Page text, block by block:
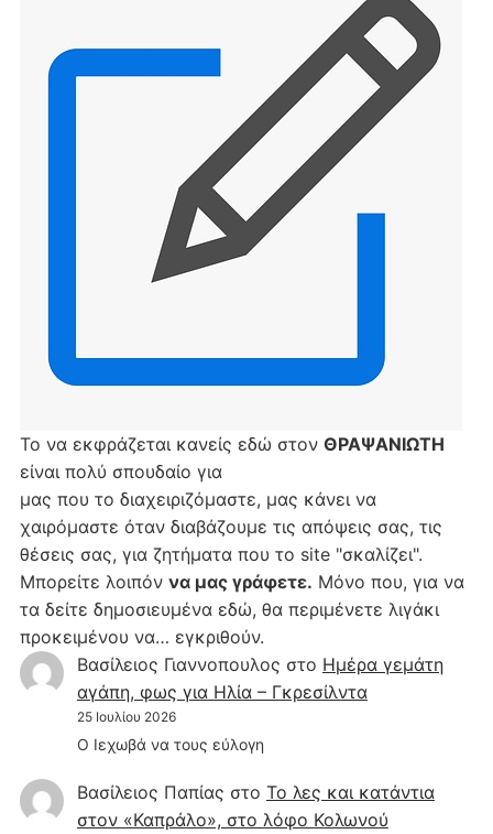
Το να εκφράζεται κανείς εδώ στον ΘΡΑΨΑΝΙΩΤΗ
είναι πολύ σπουδαίο για
μας που το διαχειριζόμαστε, μας κάνει να
χαιρόμαστε όταν διαβάζουμε τις απόψεις σας, τις
θέσεις σας, για ζητήματα που το site "σκαλίζει".
Μπορείτε λοιπόν να μας γράφετε. Μόνο που, για να
τα δείτε δημοσιευμένα εδώ, θα περιμένετε λιγάκι
προκειμένου να… εγκριθούν.
Βασίλειος Γιαννοπουλος στο Hμέρα γεμάτη
αγάπη, φως για Ηλία – Γκρεσίλντα
25 Ιουλίου 2026
Ο Ιεχωβά να τους εύλογη
Βασίλειος Παπίας στο Το λες και κατάντια
στον «Καπράλο», στο λόφο Κολωνού